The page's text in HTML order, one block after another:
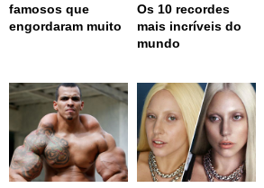
famosos que
engordaram muito
Os 10 recordes
mais incríveis do
mundo